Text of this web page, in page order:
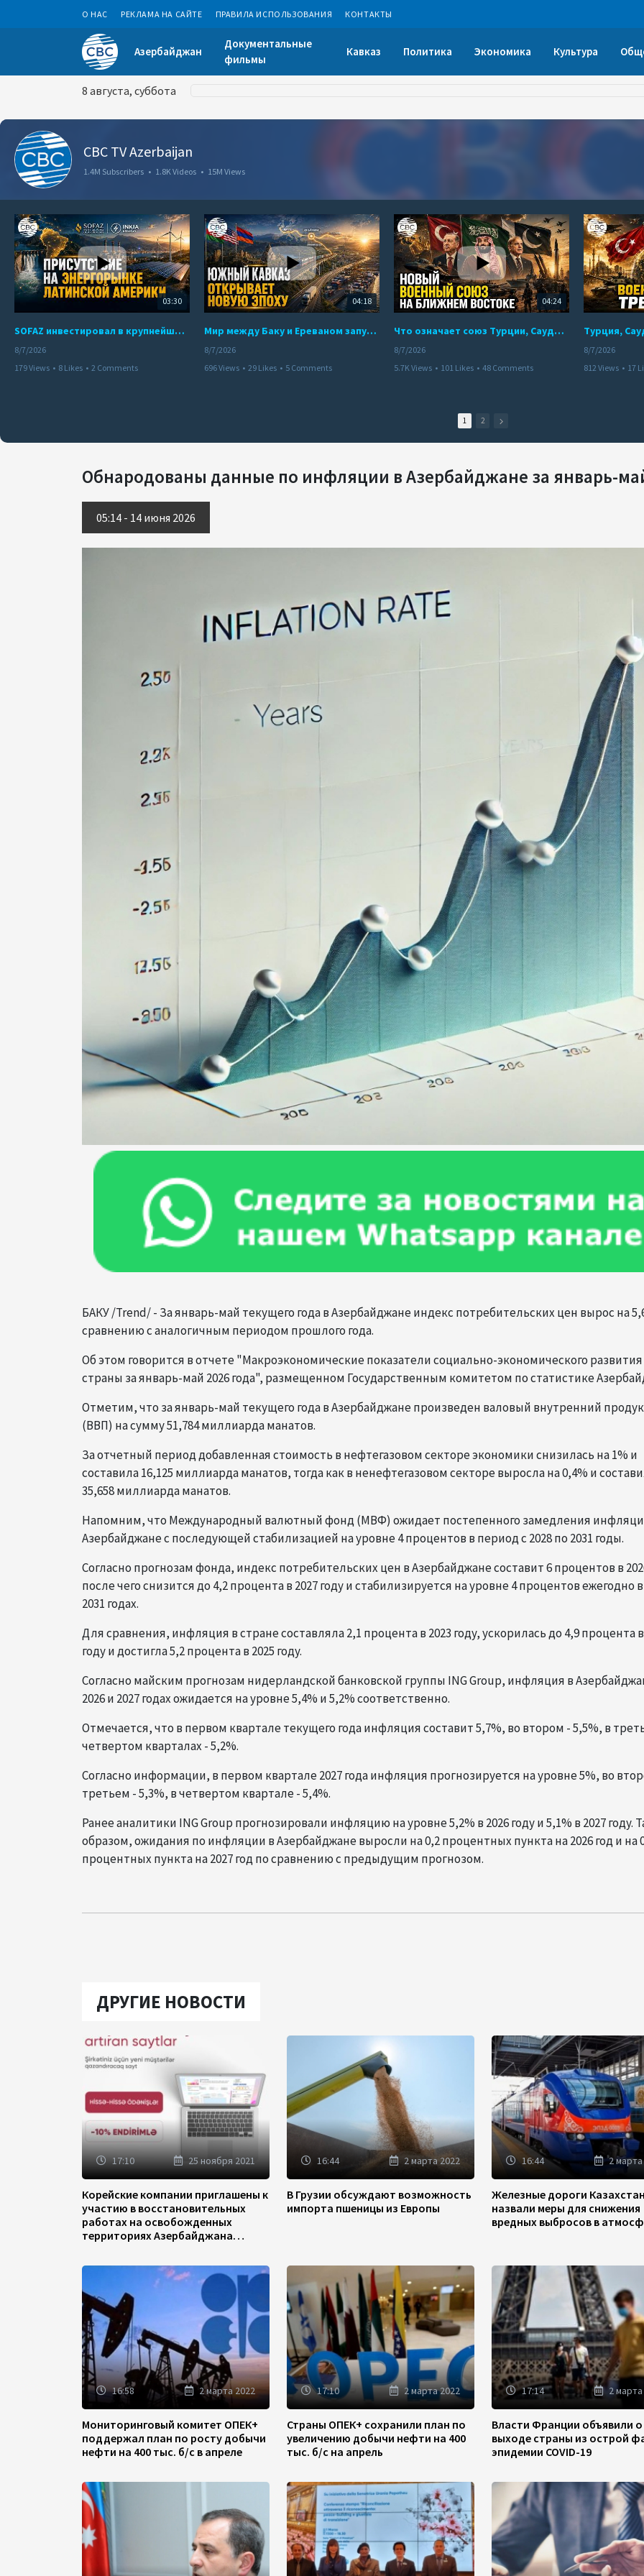
О НАС РЕКЛАМА НА САЙТЕ ПРАВИЛА ИСПОЛЬЗОВАНИЯ КОНТАКТЫ
Азербайджан
Документальные
фильмы
Кавказ Политика Экономика Культура
8 августа, суббота
CBC TV Azerbaijan
1.4M Subscribers • 1.8K Videos • 15M Views
03:30
SOFAZ инвестировал в крупнейшего независимого производителя электроэнергии Перу
8/7/2026
179 Views • 8 Likes • 2 Comments
04:18
Мир между Баку и Ереваном запускает крупные логистические проекты
8/7/2026
696 Views • 29 Likes • 5 Comments
04:24
Что означает союз Турции, Саудовской Аравии и Пакистана?
8/7/2026
5.7K Views • 101 Likes • 48 Comments
8/7/2026
812 Views • 17
1 2
Обнародованы данные по инфляции в Азербайджане за январь-
05:14 - 14 июня 2026
БАКУ /Trend/ - За январь-май текущего года в Азербайджане индекс потребительских цен вырос на
сравнению с аналогичным периодом прошлого года.
Об этом говорится в отчете "Макроэкономические показатели социально-экономического развития
страны за январь-май 2026 года", размещенном Государственным комитетом по статистике
Отметим, что за январь-май текущего года в Азербайджане произведен валовый внутренний
(ВВП) на сумму 51,784 миллиарда манатов.
За отчетный период добавленная стоимость в нефтегазовом секторе экономики снизилась на 1% и
составила 16,125 миллиарда манатов, тогда как в ненефтегазовом секторе выросла на 0,4% и
35,658 миллиарда манатов.
Напомним, что Международный валютный фонд (МВФ) ожидает постепенного замедления
Азербайджане с последующей стабилизацией на уровне 4 процентов в период с 2028 по 2031 годы.
Согласно прогнозам фонда, индекс потребительских цен в Азербайджане составит 6 процентов в
после чего снизится до 4,2 процента в 2027 году и стабилизируется на уровне 4 процентов ежегодно в
2031 годах.
Для сравнения, инфляция в стране составляла 2,1 процента в 2023 году, ускорилась до 4,9 процента в
году и достигла 5,2 процента в 2025 году.
Согласно майским прогнозам нидерландской банковской группы ING Group, инфляция в
2026 и 2027 годах ожидается на уровне 5,4% и 5,2% соответственно.
Отмечается, что в первом квартале текущего года инфляция составит 5,7%, во втором - 5,5%, в
четвертом кварталах - 5,2%.
Согласно информации, в первом квартале 2027 года инфляция прогнозируется на уровне 5%, во
третьем - 5,3%, в четвертом квартале - 5,4%.
Ранее аналитики ING Group прогнозировали инфляцию на уровне 5,2% в 2026 году и 5,1% в 2027 году.
образом, ожидания по инфляции в Азербайджане выросли на 0,2 процентных пункта на 2026 год и на
процентных пункта на 2027 год по сравнению с предыдущим прогнозом.
ДРУГИЕ НОВОСТИ
17:10 25 ноября 2021
Корейские компании приглашены к
участию в восстановительных
работах на освобожденных
территориях Азербайджана
16:44 2 марта 2022
В Грузии обсуждают возможность
импорта пшеницы из Европы
16:44 2 марта
Железные дороги
назвали меры для снижения
вредных выбросов в
16:58 2 марта 2022
Мониторинговый комитет ОПЕК+
поддержал план по росту добычи
нефти на 400 тыс. б/с в апреле
17:10 2 марта 2022
Страны ОПЕК+ сохранили план по
увеличению добычи нефти на 400
тыс. б/с на апрель
17:14 2 марта
Власти Франции объявили о
выходе страны из острой
эпидемии COVID-19